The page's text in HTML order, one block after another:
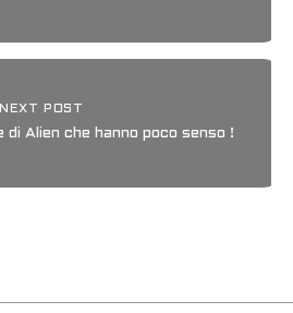
NEXT POST
Alien che hanno poco senso !